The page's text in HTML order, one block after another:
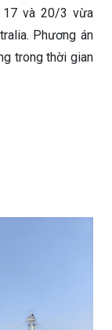
17 và 20/3 vừa
Phương án
trong thời gian